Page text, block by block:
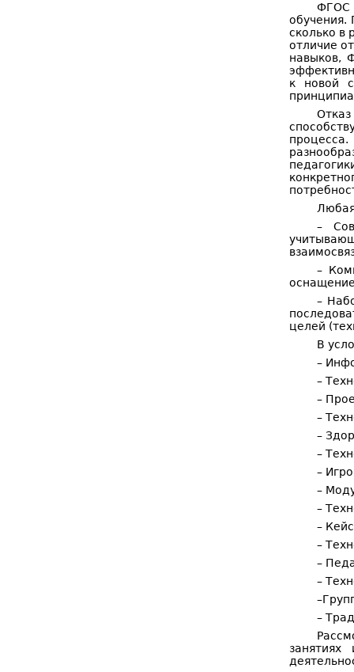
ФГОС
обучения.
сколько в
отличие
навыков,
к новой
–
–
–
целей
В
–
–
–
–
–
–
–
–
–
–
–
–
–
–